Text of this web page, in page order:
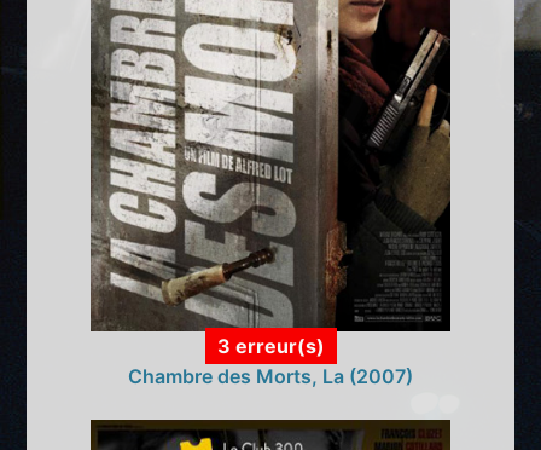
3 erreur(s)
Chambre des Morts, La (2007)